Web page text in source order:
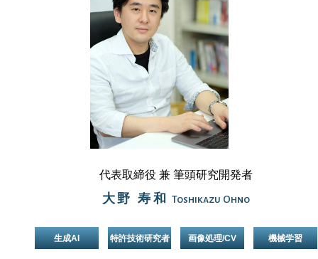
代表取締役 兼 筆頭研究開発者
大野 寿和 Toshikazu Ohno
生成AI 特許技術研究者 画像処理/CV 機械学習